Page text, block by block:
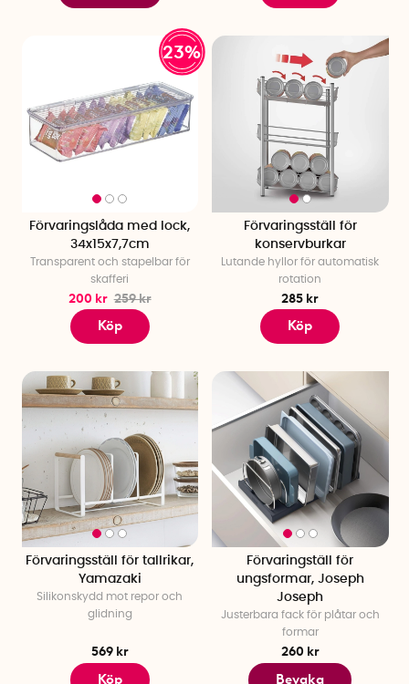
23%
Förvaringslåda med lock,
34x15x7,7cm
Transparent och stapelbar för
skafferi
200 kr 259 kr
Köp
Förvaringsställ för
konservburkar
Lutande hyllor för automatisk
rotation
285 kr
Köp
Förvaringsställ för tallrikar,
Yamazaki
Silikonskydd mot repor och
glidning
569 kr
Köp
Förvaringställ för
ungsformar, Joseph
Joseph
Justerbara fack för plåtar och
formar
260 kr
Bevaka